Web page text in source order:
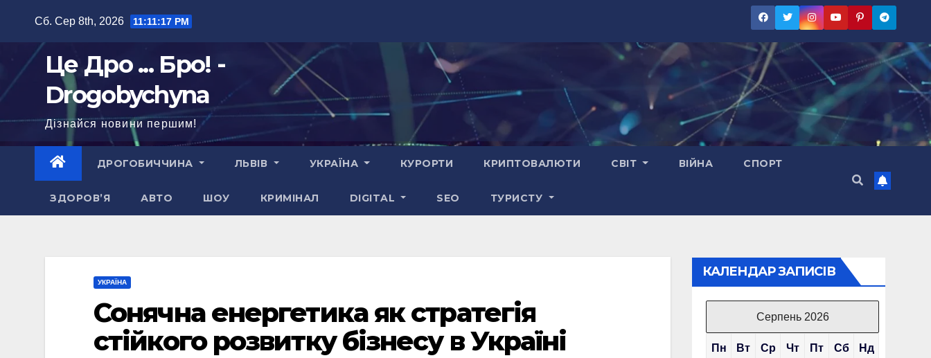
Сб. Сер 8th, 2026 11:11:18 PM
Це Дро ... Бро! -
Drogobychyna
Дізнайся новини першим!
ДРОГОБИЧЧИНА ЛЬВІВ УКРАЇНА КУРОРТИ КРИПТОВАЛЮТИ СВІТ ВІЙНА СПОРТ
ЗДОРОВ’Я АВТО ШОУ КРИМІНАЛ DIGITAL SEO ТУРИСТУ
УКРАЇНА
Сонячна енергетика як стратегія
стійкого розвитку бізнесу в Україні
КАЛЕНДАР ЗАПИСІВ
Серпень 2026
Пн Вт Ср Чт Пт Сб Нд